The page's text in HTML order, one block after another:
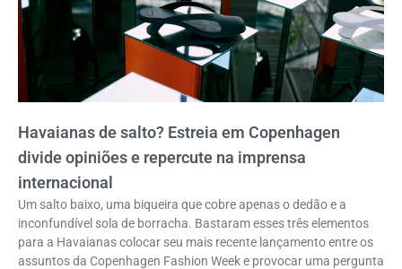
Havaianas de salto? Estreia em Copenhagen
divide opiniões e repercute na imprensa
internacional
Um salto baixo, uma biqueira que cobre apenas o dedão e a
inconfundível sola de borracha. Bastaram esses três elementos
para a Havaianas colocar seu mais recente lançamento entre os
assuntos da Copenhagen Fashion Week e provocar uma pergunta